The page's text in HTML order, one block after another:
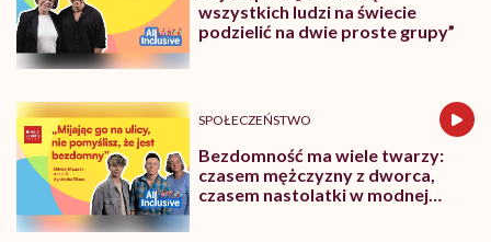
wszystkich ludzi na świecie
podzielić na dwie proste grupy”
SPOŁECZEŃSTWO
Bezdomność ma wiele twarzy:
czasem mężczyzny z dworca,
czasem nastolatki w modnej